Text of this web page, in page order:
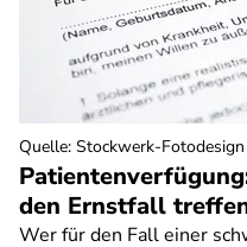
den Ernstfall
Wer für den Fall einer
Quelle: Stockwerk-